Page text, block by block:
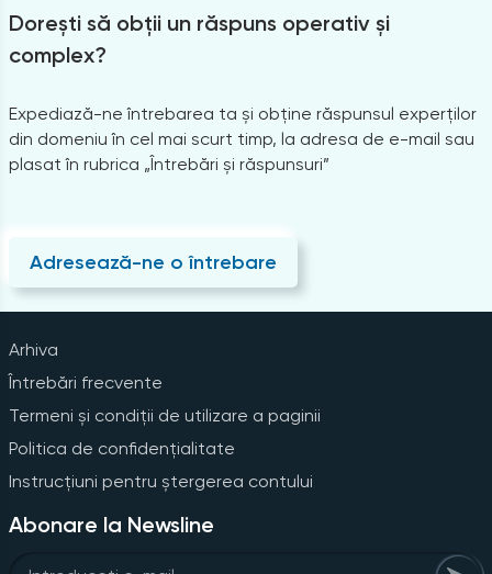
Dorești să obții un răspuns operativ și
complex?
Expediază-ne întrebarea ta și obține răspunsul experților
din domeniu în cel mai scurt timp, la adresa de e-mail sau
plasat în rubrica „Întrebări și răspunsuri”
Adresează-ne o întrebare
Arhiva
Întrebări frecvente
Termeni și condiții de utilizare a paginii
Politica de confidențialitate
Instrucțiuni pentru ștergerea contului
Abonare la Newsline